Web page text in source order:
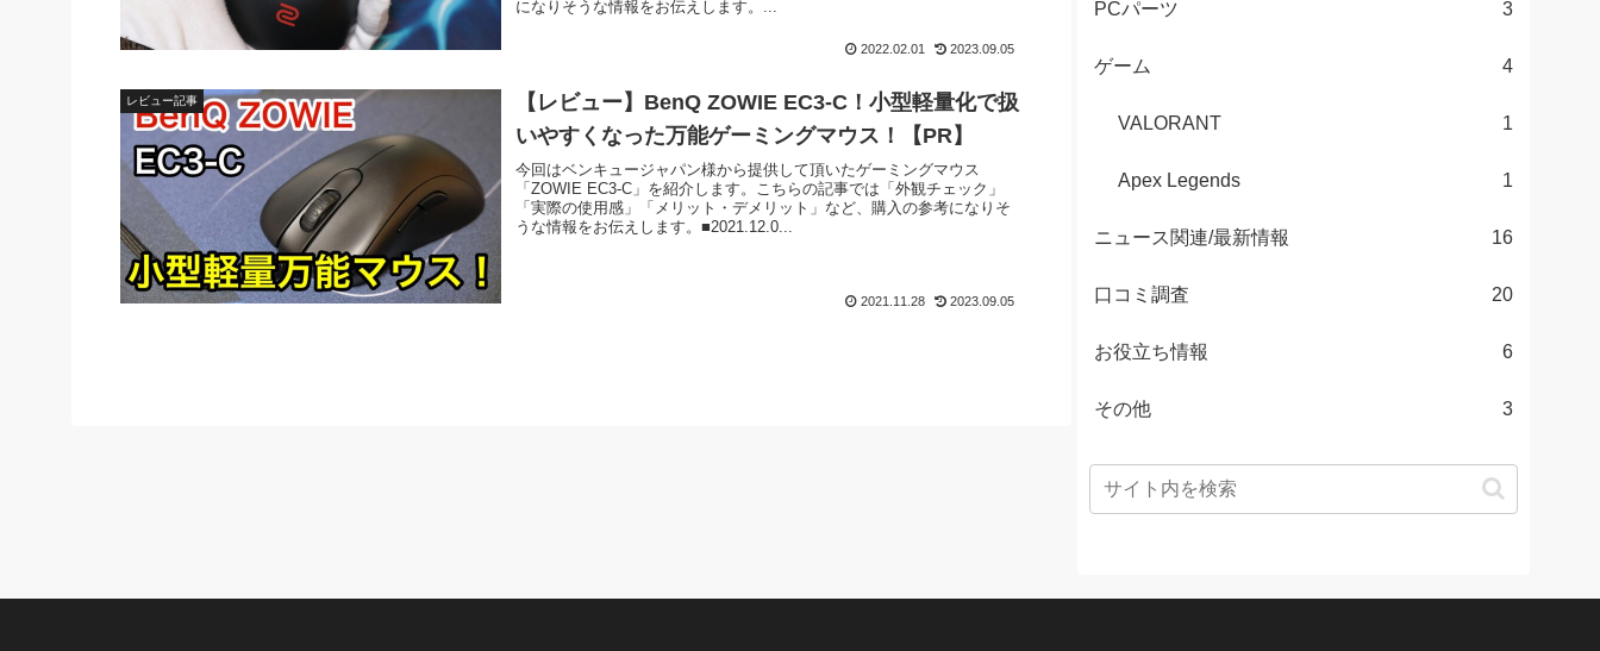
になりそうな情報をお伝えします。...
2022.02.01 2023.09.05
レビュー記事
【レビュー】BenQ ZOWIE EC3-C！小型軽量化で扱
いやすくなった万能ゲーミングマウス！【PR】
今回はベンキュージャパン様から提供して頂いたゲーミングマウス
「ZOWIE EC3-C」を紹介します。こちらの記事では「外観チェック」
「実際の使用感」「メリット・デメリット」など、購入の参考になりそ
うな情報をお伝えします。■2021.12.0...
2021.11.28 2023.09.05
PCパーツ 3
ゲーム 4
VALORANT 1
Apex Legends 1
ニュース関連/最新情報 16
口コミ調査 20
お役立ち情報 6
その他 3